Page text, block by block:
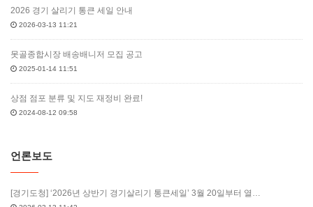
2026 경기 살리기 통큰 세일 안내
2026-03-13 11:21
못골종합시장 배송배니저 모집 공고
2025-01-14 11:51
상점 점포 분류 및 지도 재정비 완료!
2024-08-12 09:58
언론보도
[경기도청] ‘2026년 상반기 경기살리기 통큰세일’ 3월 20일부터 열…